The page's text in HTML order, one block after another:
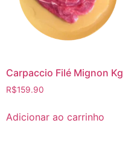
Carpaccio Filé Mignon Kg
R$159.90
Adicionar ao carrinho